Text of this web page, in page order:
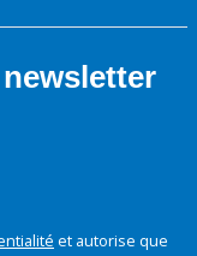
et autorise que